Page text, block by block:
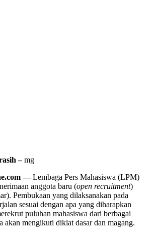
–mg
—Lembaga Pers Mahasiswa (LPM)
anggota baru (open recruitment)
Pembukaan yang dilaksanakan pada
sesuai dengan apa yang diharapkan
puluhan mahasiswa dari berbagai
akan mengikuti diklat dasar dan magang.